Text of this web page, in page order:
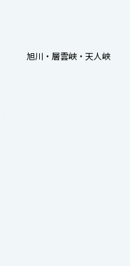
旭川・層雲峡・天人峡